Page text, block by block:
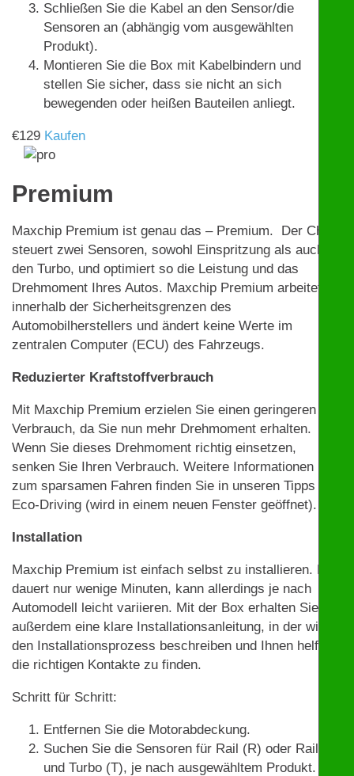
Schließen Sie die Kabel an den Sensor/die
Sensoren an (abhängig vom ausgewählten
Produkt).
Montieren Sie die Box mit Kabelbindern und
stellen Sie sicher, dass sie nicht an sich
bewegenden oder heißen Bauteilen anliegt.
€129 Kaufen
Premium
Maxchip Premium ist genau das – Premium. Der Chip
steuert zwei Sensoren, sowohl Einspritzung als auch
den Turbo, und optimiert so die Leistung und das
Drehmoment Ihres Autos. Maxchip Premium arbeitet
innerhalb der Sicherheitsgrenzen des
Automobilherstellers und ändert keine Werte im
zentralen Computer (ECU) des Fahrzeugs.
Reduzierter Kraftstoffverbrauch
Mit Maxchip Premium erzielen Sie einen geringeren
Verbrauch, da Sie nun mehr Drehmoment erhalten.
Wenn Sie dieses Drehmoment richtig einsetzen,
senken Sie Ihren Verbrauch. Weitere Informationen
zum sparsamen Fahren finden Sie in unseren Tipps zu
Eco-Driving (wird in einem neuen Fenster geöffnet).
Installation
Maxchip Premium ist einfach selbst zu installieren. Das
dauert nur wenige Minuten, kann allerdings je nach
Automodell leicht variieren. Mit der Box erhalten Sie
außerdem eine klare Installationsanleitung, in der wir
den Installationsprozess beschreiben und Ihnen helfen,
die richtigen Kontakte zu finden.
Schritt für Schritt:
Entfernen Sie die Motorabdeckung.
Suchen Sie die Sensoren für Rail (R) oder Rail (R)
und Turbo (T), je nach ausgewähltem Produkt. Mit